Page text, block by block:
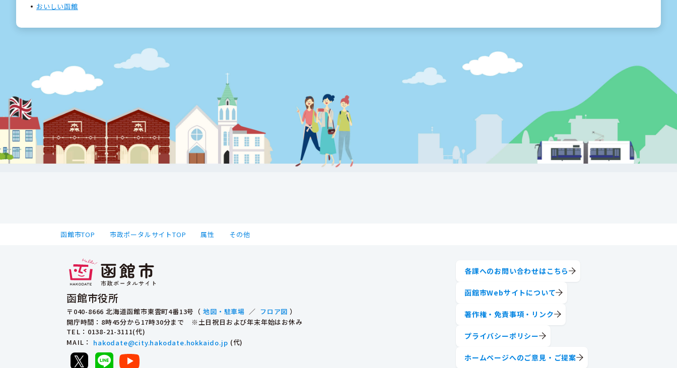
おいしい函館
函館市TOP 市政ポータルサイトTOP 属性 その他
函館市役所
〒040-8666 北海道函館市東雲町4番13号（ 地図・駐車場 ／ フロア図 ）
開庁時間：8時45分から17時30分まで ※土日祝日および年末年始はお休み
TEL ：0138-21-3111(代)
MAIL ： hakodate@city.hakodate.hokkaido.jp (代)
各課へのお問い合わせはこちら
函館市Webサイトについて
著作権・免責事項・リンク
プライバシーポリシー
ホームページへのご意見・ご提案